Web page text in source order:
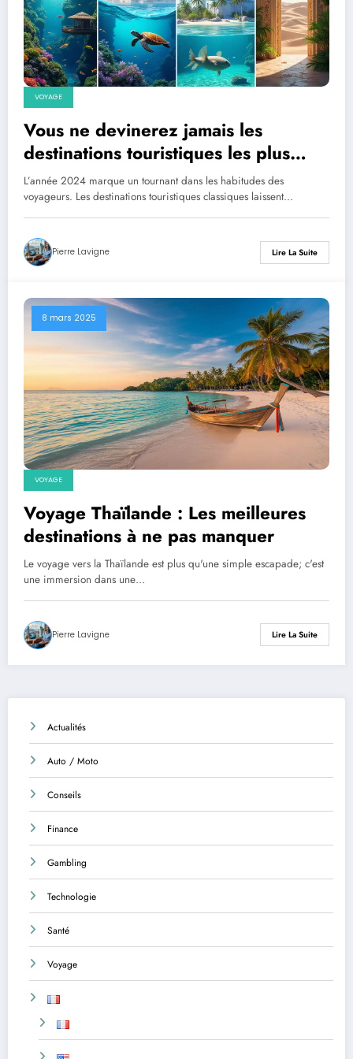
VOYAGE
Vous ne devinerez jamais les
destinations touristiques les plus
étonnantes à visiter en 2024
L’année 2024 marque un tournant dans les habitudes des
voyageurs. Les destinations touristiques classiques laissent…
Pierre Lavigne Lire La Suite
8 mars 2025
VOYAGE
Voyage Thaïlande : Les meilleures
destinations à ne pas manquer
Le voyage vers la Thaïlande est plus qu'une simple escapade; c'est
une immersion dans une…
Pierre Lavigne Lire La Suite
Actualités
Auto / Moto
Conseils
Finance
Gambling
Technologie
Santé
Voyage